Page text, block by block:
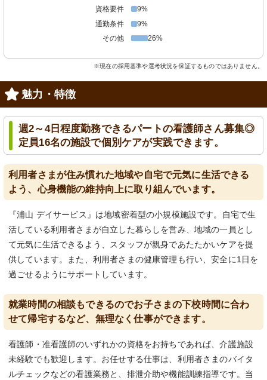
資格要件
9%
通勤条件
9%
その他
26%
※現在の採用基準や選考状況を保証するものではありません。
魅力・特徴
週2～4日程度勤務できるパートの看護師さん募集◎
定員16名の施設で個別ケアが実践できます。
利用者さまが住み慣れた地域や自宅で元気に生活できる
よう、心身機能の維持向上に取り組んでいます。
『浦山 デイサービス』は地域密着型の小規模施設です。自宅で生
活している利用者さまが自立した暮らしを営み、地域の一員とし
て元気に生活できるよう、スタッフが親身であたたかいケアを提
供しています。また、利用者さまの健康管理も行い、安全に1日を
過ごせるようにサポートしています。
就業時間の相談もできるのでお子さまの下校時間に合わ
せて帰宅するなど、無理なく仕事ができます。
看護師・准看護師のいずれかの資格をお持ちであれば、介護施設
未経験でも歓迎します。お任せする仕事は、利用者さまのバイタ
ルチェックなどの看護業務と、排泄介助や機能訓練指導です。当